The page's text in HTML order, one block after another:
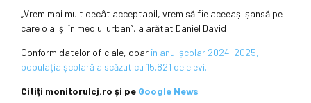
„Vrem mai mult decât acceptabil, vrem să fie aceeași șansă pe
care o ai și în mediul urban”, a arătat Daniel David
Conform datelor oficiale, doarîn anul școlar 2024-2025,
populația școlară a scăzut cu 15.821 de elevi.
Citiți monitorulcj.ro și pe Google News